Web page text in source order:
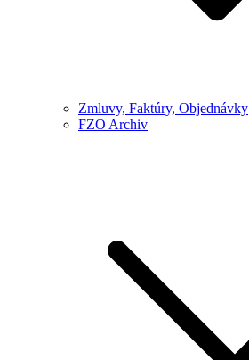
Zmluvy, Faktúry, Objednávky
FZO Archiv